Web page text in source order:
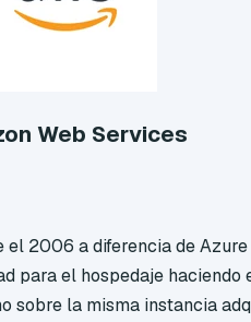
Web Services
el 2006 a diferencia de
para el hospedaje haciendo
sobre la misma instancia